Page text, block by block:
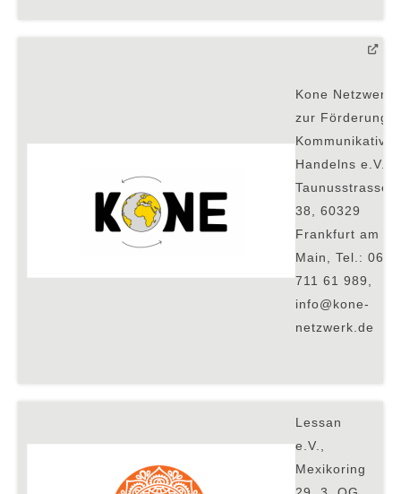
Kone Netzwerk
zur Förderung
Kommunikativen
Handelns e.V.,
Taunusstrasse
38, 60329
Frankfurt am
Main, Tel.: 069
711 61 989,
info@kone-
netzwerk.de
Lessan
e.V.,
Mexikoring